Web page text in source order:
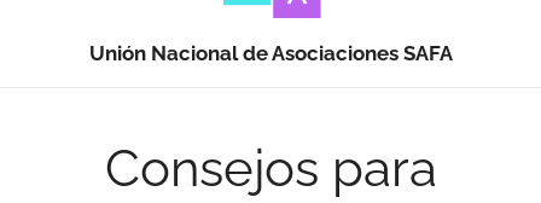
Unión Nacional de Asociaciones SAFA
Consejos para